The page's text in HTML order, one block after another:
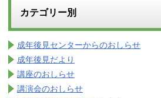
カテゴリー別
成年後見センターからのおしらせ
成年後見だより
講座のおしらせ
講演会のおしらせ